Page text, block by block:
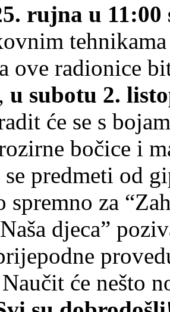
rujna u 11:00
ove radionice
u subotu 2.
će se s
bočice i
predmeti od
spremno za
djeca”
će nešto